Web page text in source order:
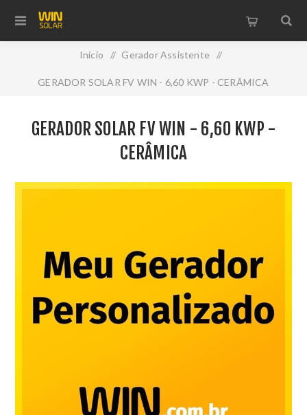
Início / Gerador Assistente /
GERADOR SOLAR FV WIN - 6,60 KWP - CERÂMICA
GERADOR SOLAR FV WIN - 6,60 KWP -
CERÂMICA